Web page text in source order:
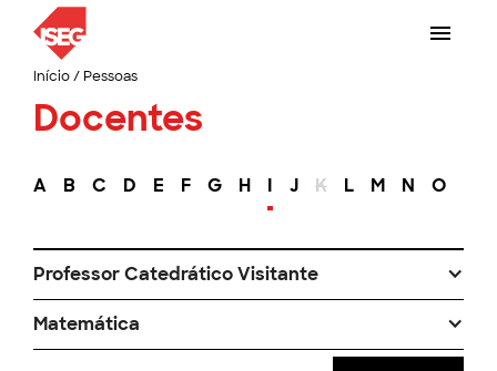
Início/ Pessoas
Docentes
A B C D E F G H I J K L M N O
Professor Catedrático Visitante
Matemática